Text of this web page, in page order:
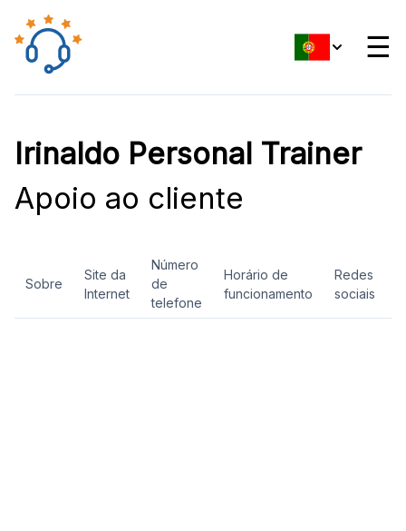
☰
Irinaldo Personal Trainer
Apoio ao cliente
Sobre
Site da
Internet
Número
de
telefone
Horário de
funcionamento
Redes
sociais